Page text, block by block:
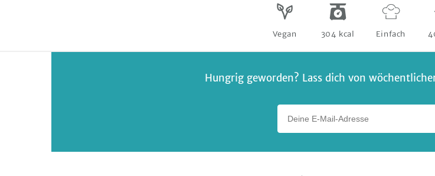
Vegan 304 kcal Einfach
Hungrig geworden? Lass dich von